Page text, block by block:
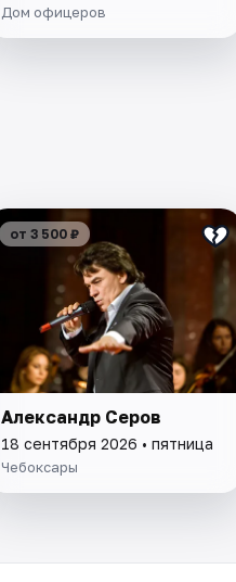
Дом офицеров
от 3 500 ₽
Александр Серов
18 сентября 2026 • пятница
Чебоксары